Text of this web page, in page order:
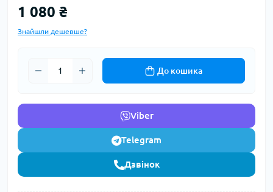
1 080 ₴
Знайшли дешевше?
До кошика
Viber
Telegram
Дзвінок